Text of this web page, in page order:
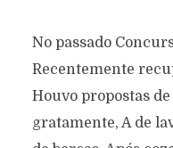
No passado
Recentemente
Houvo propostas
gratamente, A de